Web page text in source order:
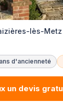
lès-Metz
d'ancienneté
un devis